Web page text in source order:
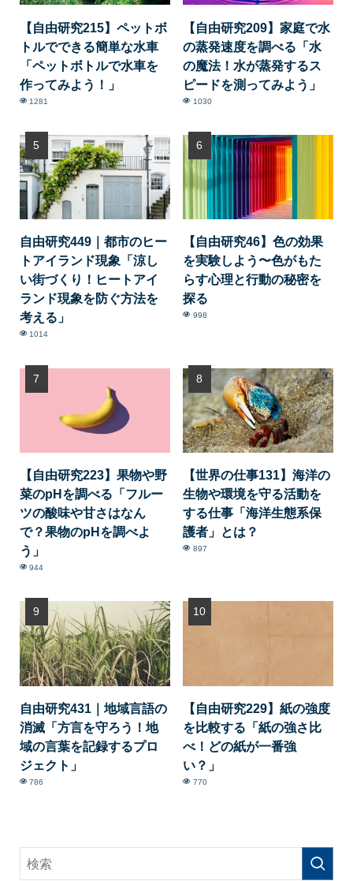
【自由研究215】ペットボ
トルでできる簡単な水車
「ペットボトルで水車を
作ってみよう！」
1281
【自由研究209】家庭で水
の蒸発速度を調べる「水
の魔法！水が蒸発するス
ピードを測ってみよう」
1030
自由研究449｜都市のヒー
トアイランド現象「涼し
い街づくり！ヒートアイ
ランド現象を防ぐ方法を
考える」
1014
【自由研究46】色の効果
を実験しよう〜色がもた
らす心理と行動の秘密を
探る
998
【自由研究223】果物や野
菜のpHを調べる「フルー
ツの酸味や甘さはなん
で？果物のpHを調べよ
う」
944
【世界の仕事131】海洋の
生物や環境を守る活動を
する仕事「海洋生態系保
護者」とは？
897
自由研究431｜地域言語の
消滅「方言を守ろう！地
域の言葉を記録するプロ
ジェクト」
786
【自由研究229】紙の強度
を比較する「紙の強さ比
べ！どの紙が一番強
い？」
770